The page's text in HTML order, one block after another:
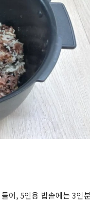
어, 5인용 밥솥에는 3인